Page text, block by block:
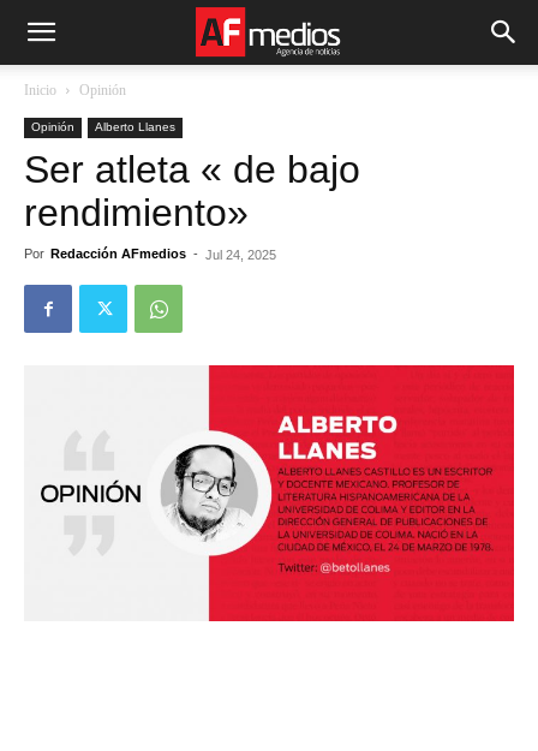
Inicio Opinión
Opinión Alberto Llanes
Ser atleta « de bajo
rendimiento»
Por Redacción AFmedios - Jul 24, 2025